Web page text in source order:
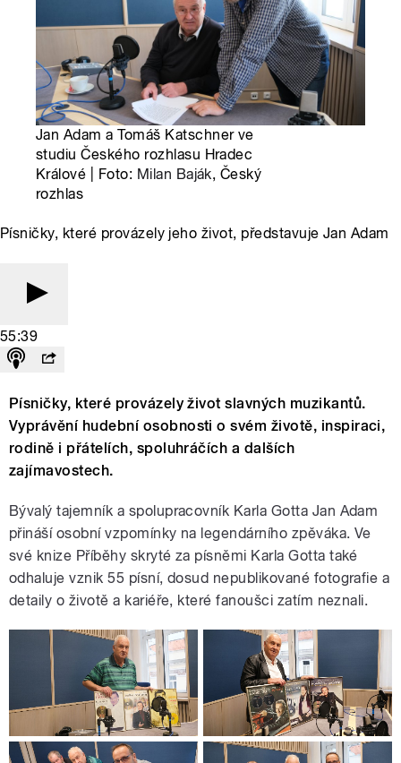
Jan Adam a Tomáš Katschner ve
studiu Českého rozhlasu Hradec
Králové | Foto: Milan Baják, Český
rozhlas
Písničky, které provázely jeho život, představuje Jan Adam
55:39
Písničky, které provázely život slavných muzikantů.
Vyprávění hudební osobnosti o svém životě, inspiraci,
rodině i přátelích, spoluhráčích a dalších
zajímavostech.
Bývalý tajemník a spolupracovník Karla Gotta Jan Adam
přináší osobní vzpomínky na legendárního zpěváka. Ve
své knize Příběhy skryté za písněmi Karla Gotta také
odhaluje vznik 55 písní, dosud nepublikované fotografie a
detaily o životě a kariéře, které fanoušci zatím neznali.